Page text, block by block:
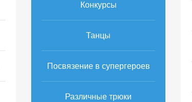
Конкурсы
Танцы
Посвязение в супергероев
Различные трюки